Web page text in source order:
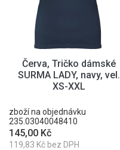
Červa, Tričko dámské
SURMA LADY, navy, vel.
XS-XXL
zboží na objednávku
235.03040048410
145,00 Kč
119,83 Kč bez DPH